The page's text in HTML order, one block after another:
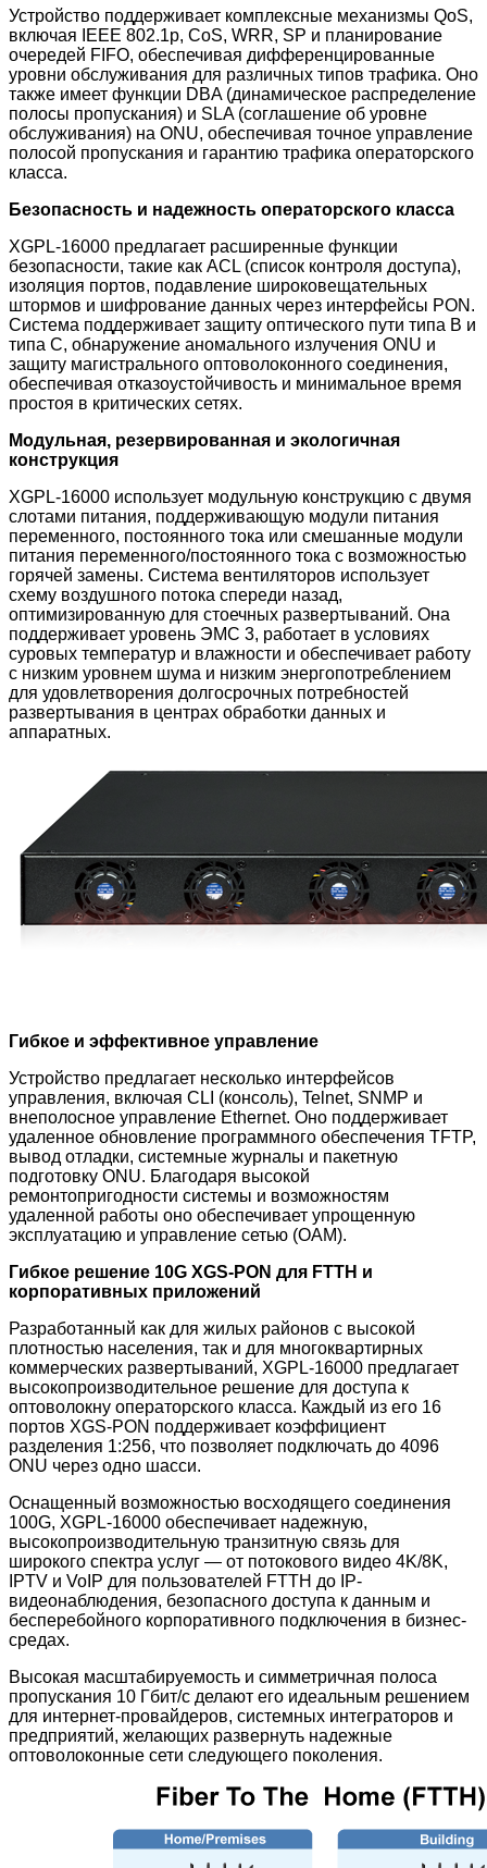
Устройство поддерживает комплексные механизмы QoS,
включая IEEE 802.1p, CoS, WRR, SP и планирование
очередей FIFO, обеспечивая дифференцированные
уровни обслуживания для различных типов трафика. Оно
также имеет функции DBA (динамическое распределение
полосы пропускания) и SLA (соглашение об уровне
обслуживания) на ONU, обеспечивая точное управление
полосой пропускания и гарантию трафика операторского
класса.
Безопасность и надежность операторского класса
XGPL-16000 предлагает расширенные функции
безопасности, такие как ACL (список контроля доступа),
изоляция портов, подавление широковещательных
штормов и шифрование данных через интерфейсы PON.
Система поддерживает защиту оптического пути типа B и
типа C, обнаружение аномального излучения ONU и
защиту магистрального оптоволоконного соединения,
обеспечивая отказоустойчивость и минимальное время
простоя в критических сетях.
Модульная, резервированная и экологичная
конструкция
XGPL-16000 использует модульную конструкцию с двумя
слотами питания, поддерживающую модули питания
переменного, постоянного тока или смешанные модули
питания переменного/постоянного тока с возможностью
горячей замены. Система вентиляторов использует
схему воздушного потока спереди назад,
оптимизированную для стоечных развертываний. Она
поддерживает уровень ЭМС 3, работает в условиях
суровых температур и влажности и обеспечивает работу
с низким уровнем шума и низким энергопотреблением
для удовлетворения долгосрочных потребностей
развертывания в центрах обработки данных и
аппаратных.
Гибкое и эффективное управление
Устройство предлагает несколько интерфейсов
управления, включая CLI (консоль), Telnet, SNMP и
внеполосное управление Ethernet. Оно поддерживает
удаленное обновление программного обеспечения TFTP,
вывод отладки, системные журналы и пакетную
подготовку ONU. Благодаря высокой
ремонтопригодности системы и возможностям
удаленной работы оно обеспечивает упрощенную
эксплуатацию и управление сетью (OAM).
Гибкое решение 10G XGS-PON для FTTH и
корпоративных приложений
Разработанный как для жилых районов с высокой
плотностью населения, так и для многоквартирных
коммерческих развертываний, XGPL-16000 предлагает
высокопроизводительное решение для доступа к
оптоволокну операторского класса. Каждый из его 16
портов XGS-PON поддерживает коэффициент
разделения 1:256, что позволяет подключать до 4096
ONU через одно шасси.
Оснащенный возможностью восходящего соединения
100G, XGPL-16000 обеспечивает надежную,
высокопроизводительную транзитную связь для
широкого спектра услуг — от потокового видео 4K/8K,
IPTV и VoIP для пользователей FTTH до IP-
видеонаблюдения, безопасного доступа к данным и
бесперебойного корпоративного подключения в бизнес-
средах.
Высокая масштабируемость и симметричная полоса
пропускания 10 Гбит/с делают его идеальным решением
для интернет-провайдеров, системных интеграторов и
предприятий, желающих развернуть надежные
оптоволоконные сети следующего поколения.